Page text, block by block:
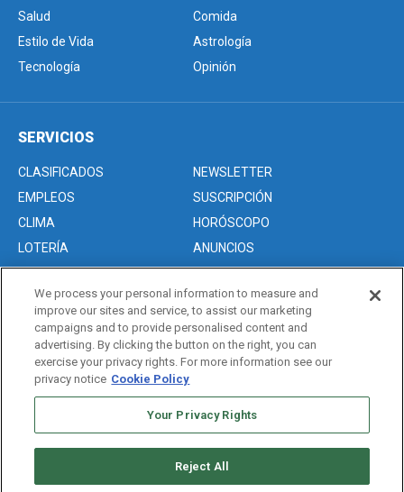
Salud
Comida
Estilo de Vida
Astrología
Tecnología
Opinión
SERVICIOS
CLASIFICADOS
NEWSLETTER
EMPLEOS
SUSCRIPCIÓN
CLIMA
HORÓSCOPO
LOTERÍA
ANUNCIOS
Acerca de nosotros
Advertise with Us/Anuncios
Politica de Privacidad
Editorial Guidelines
We process your personal information to measure and
improve our sites and service, to assist our marketing
campaigns and to provide personalised content and
advertising. By clicking the button on the right, you can
exercise your privacy rights. For more information see our
privacy notice Cookie Policy
Your Privacy Rights
Reject All